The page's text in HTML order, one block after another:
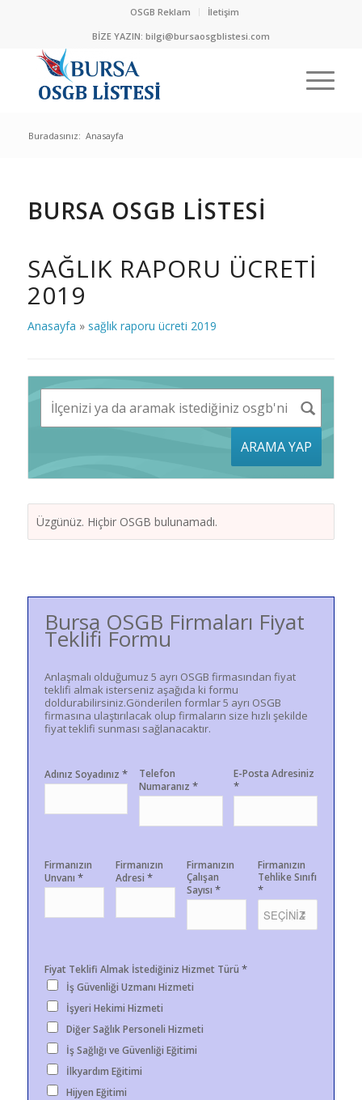
OSGB Reklam
İletişim
BİZE YAZIN: bilgi@bursaosgblistesi.com
Buradasınız: Anasayfa
BURSA OSGB LİSTESİ
SAĞLIK RAPORU ÜCRETI
2019
Anasayfa » sağlık raporu ücreti 2019
ARAMA YAP
Üzgünüz. Hiçbir OSGB bulunamadı.
Bursa OSGB Firmaları Fiyat
Teklifi Formu
Anlaşmalı olduğumuz 5 ayrı OSGB firmasından fiyat
teklifi almak isterseniz aşağıda ki formu
doldurabilirsiniz.Gönderilen formlar 5 ayrı OSGB
firmasına ulaştırılacak olup firmaların size hızlı şekilde
fiyat teklifi sunması sağlanacaktır.
Adınız Soyadınız *
Telefon
Numaranız*
E-Posta Adresiniz
*
Firmanızın
Unvanı *
Firmanızın
Adresi *
Firmanızın
Çalışan
Sayısı *
Firmanızın
Tehlike Sınıfı
*
Fiyat Teklifi Almak İstediğiniz Hizmet Türü *
İş Güvenliği Uzmanı Hizmeti
İşyeri Hekimi Hizmeti
Diğer Sağlık Personeli Hizmeti
İş Sağlığı ve Güvenliği Eğitimi
İlkyardım Eğitimi
Hijyen Eğitimi